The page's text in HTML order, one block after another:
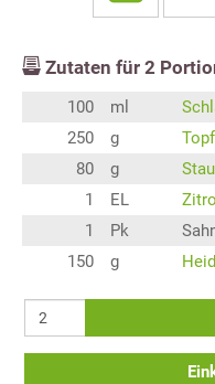
Zutaten für 2
100 ml
250
g
80
g
1
EL
1
Pk
150
g